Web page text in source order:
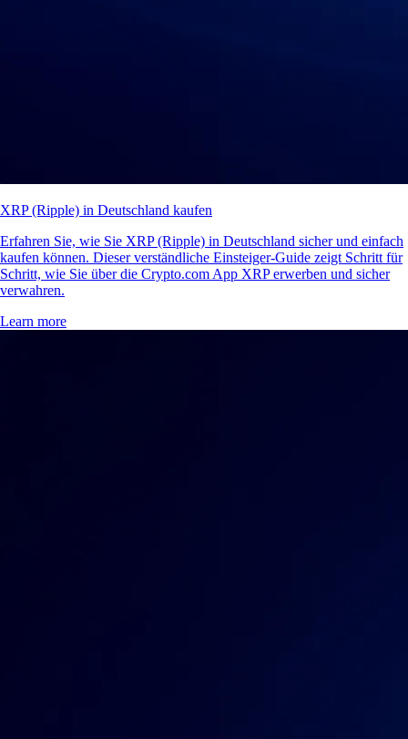
XRP (Ripple) in Deutschland kaufen
Erfahren Sie, wie Sie XRP (Ripple) in Deutschland sicher und einfach
kaufen können. Dieser verständliche Einsteiger-Guide zeigt Schritt für
Schritt, wie Sie über die Crypto.com App XRP erwerben und sicher
verwahren.
Learn more